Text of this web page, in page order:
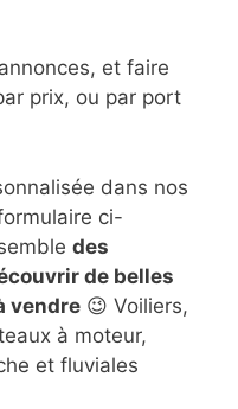
et faire
prix, ou par port
dans nos
ci-
des
de belles
vendre 😉 Voiliers,
à moteur,
et fluviales